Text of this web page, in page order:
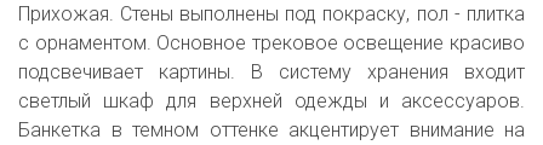
Прихожая. Стены выполнены под покраску, пол - плитка
с орнаментом. Основное трековое освещение красиво
подсвечивает картины. В систему хранения входит
светлый шкаф для верхней одежды и аксессуаров.
Банкетка в темном оттенке акцентирует внимание на